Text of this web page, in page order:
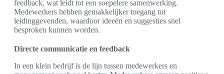
feedback, wat leidt tot een soepelere samenwerking.
Medewerkers hebben gemakkelijker toegang tot
leidinggevenden, waardoor ideeën en suggesties snel
besproken kunnen worden.
Directe communicatie en feedback
In een klein bedrijf is de lijn tussen medewerkers en